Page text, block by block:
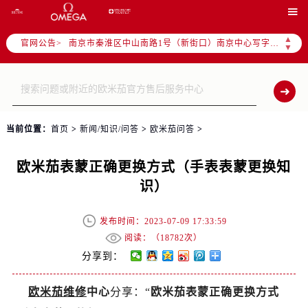

官网公告>
▲
▼
南京市秦淮区中山南路1号（新街口）南京中心写字楼22层C1-1室（需提前预约）
常州市新北区龙锦路1590号现代传媒中心写字楼5号楼10层1008室（需提前预约）
徐州市鼓楼区淮海东路29号苏宁广场IFC国际金融中心写字楼35层3508室（需提前预约）
扬州市邗江区国展路29号星耀天地写字楼1号楼18层1803室（需提前预约）
宁波市江北区大闸南路500号来福士广场办公楼20层2009室（需提前预约）
济南市历下区经十路11111号华润中心写字楼（万象城）15层1508室（需提前预约）
广州市天河区天河路230号万菱汇国际中心写字楼A塔7层704室（需提前预约）
当前位置： 首页 > 新闻/知识/问答 > 欧米茄问答 >
欧米茄表蒙正确更换方式（手表表蒙更换知
识）
发布时间：2023-07-09 17:33:59
阅读：（18782次）
分享到：
欧米茄维修中心分享：“ 欧米茄表蒙正确更换方式